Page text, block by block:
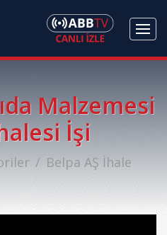
Malzemesi
İşi
Belpa AŞ İhale